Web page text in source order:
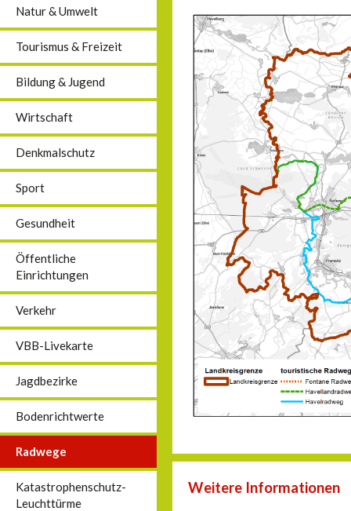
Natur & Umwelt
Tourismus & Freizeit
Bildung & Jugend
Wirtschaft
Denkmalschutz
Sport
Gesundheit
Öffentliche
Einrichtungen
Verkehr
VBB-Livekarte
Jagdbezirke
Bodenrichtwerte
Radwege
Katastrophenschutz-
Leuchttürme
Weitere Informationen